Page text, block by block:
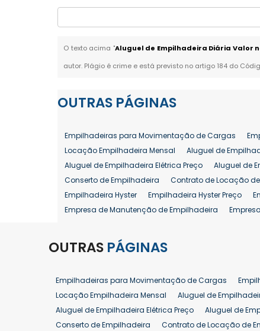
O texto acima "Aluguel de Empilhadeira Diária Valor
autor. Plágio é crime e está previsto no artigo 184 do
OUTRAS PÁGINAS
Empilhadeiras para Movimentação de Cargas
Locação Empilhadeira Mensal
Aluguel de
Aluguel de Empilhadeira Elétrica Preço
Aluguel de
Conserto de Empilhadeira
Contrato de Locação
Empilhadeira Hyster
Empilhadeira Hyster Preço
Empresa de Manutenção de Empilhadeira
Manutenção em Empilhadeiras
Reforma de Empilhadeira
Aluguel de Empilhadeira 25 ton
Locação de
Venda Empilhadeiras 25 ton
OUTRAS PÁGINAS
Empilhadeiras para Movimentação de Cargas
Locação Empilhadeira Mensal
Aluguel de
Aluguel de Empilhadeira Elétrica Preço
Aluguel de
Conserto de Empilhadeira
Contrato de Locação de